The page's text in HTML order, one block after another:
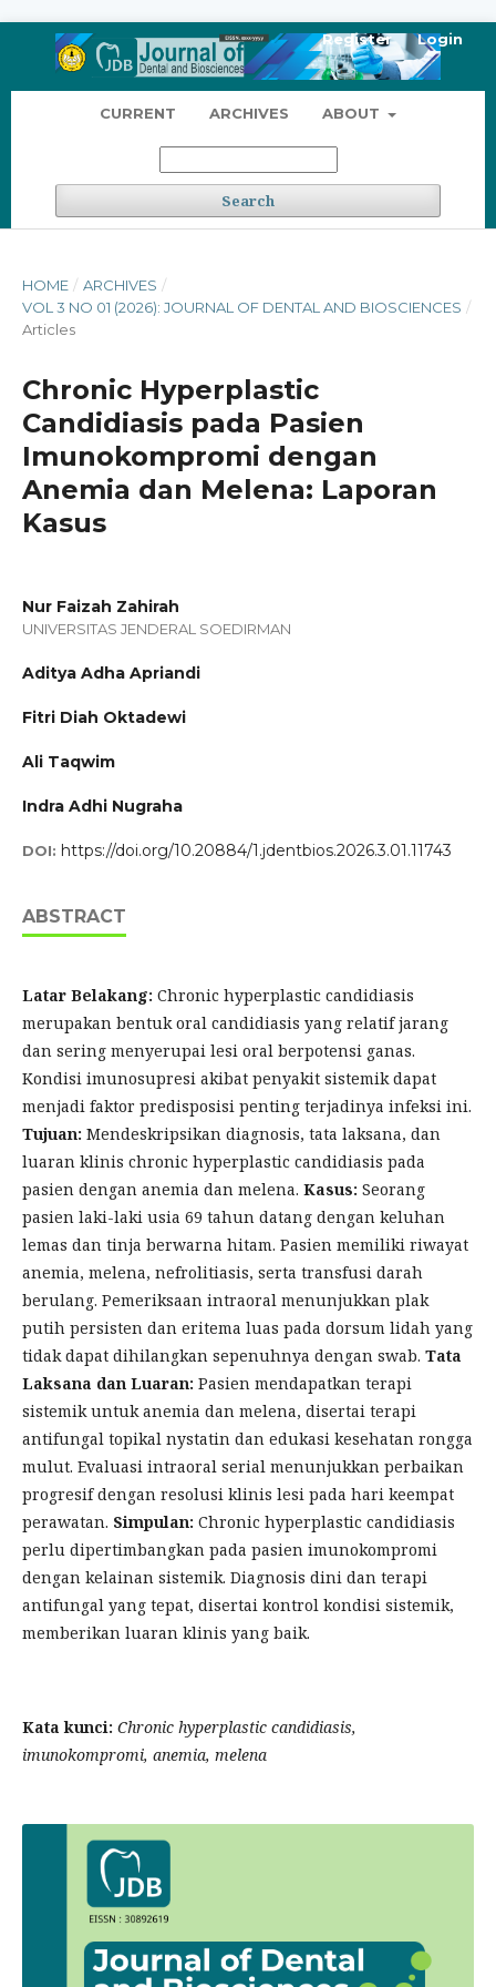
CURRENT ARCHIVES ABOUT
Search
Register Login
HOME / ARCHIVES /
VOL 3 NO 01 (2026): JOURNAL OF DENTAL AND BIOSCIENCES /
Articles
Chronic Hyperplastic
Candidiasis pada Pasien
Imunokompromi dengan
Anemia dan Melena: Laporan
Kasus
Nur Faizah Zahirah
UNIVERSITAS JENDERAL SOEDIRMAN
Aditya Adha Apriandi
Fitri Diah Oktadewi
Ali Taqwim
Indra Adhi Nugraha
DOI: https://doi.org/10.20884/1.jdentbios.2026.3.01.11743
ABSTRACT
Latar Belakang: Chronic hyperplastic candidiasis
merupakan bentuk oral candidiasis yang relatif jarang
dan sering menyerupai lesi oral berpotensi ganas.
Kondisi imunosupresi akibat penyakit sistemik dapat
menjadi faktor predisposisi penting terjadinya infeksi ini.
Tujuan: Mendeskripsikan diagnosis, tata laksana, dan
luaran klinis chronic hyperplastic candidiasis pada
pasien dengan anemia dan melena. Kasus: Seorang
pasien laki-laki usia 69 tahun datang dengan keluhan
lemas dan tinja berwarna hitam. Pasien memiliki riwayat
anemia, melena, nefrolitiasis, serta transfusi darah
berulang. Pemeriksaan intraoral menunjukkan plak
putih persisten dan eritema luas pada dorsum lidah yang
tidak dapat dihilangkan sepenuhnya dengan swab. Tata
Laksana dan Luaran: Pasien mendapatkan terapi
sistemik untuk anemia dan melena, disertai terapi
antifungal topikal nystatin dan edukasi kesehatan rongga
mulut. Evaluasi intraoral serial menunjukkan perbaikan
progresif dengan resolusi klinis lesi pada hari keempat
perawatan. Simpulan: Chronic hyperplastic candidiasis
perlu dipertimbangkan pada pasien imunokompromi
dengan kelainan sistemik. Diagnosis dini dan terapi
antifungal yang tepat, disertai kontrol kondisi sistemik,
memberikan luaran klinis yang baik.
Kata kunci: Chronic hyperplastic candidiasis,
imunokompromi, anemia, melena